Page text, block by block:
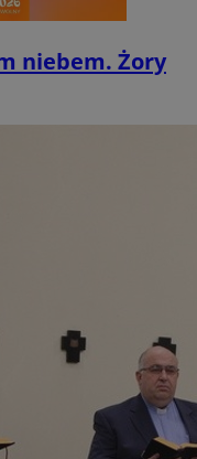
niebem. Żory